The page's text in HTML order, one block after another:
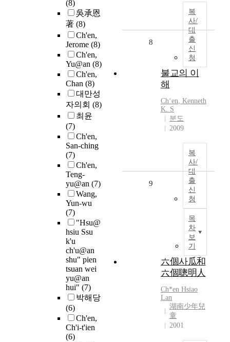
(8)
吳承恩
著 (8)
Ch'en,
Jerome (8)
Ch'en,
Yu@an (8)
Ch'en,
Chan (8)
대만성
자의회 (8)
최윤
(7)
Ch'en,
San-ching
(7)
Ch'en,
Teng-
yu@an (7)
Wang,
Yun-wu
(7)
"Hsu@
hsiu Ssu
k'u
ch'u@an
shu" pien
tsuan wei
yu@an
hui" (7)
박해당
(6)
Ch'en,
Ch'i-t'ien
(6)
복
사/
대
출
신
청
8
불교의 이
해
Chʻen, Kenneth
K. S
분도
2009
복
사/
대
출
신
청
목
차
보
기
9
六個사瓜和
六個聰明人
Ch*en Hsiao
Lan
湖南少年兒
童
2001